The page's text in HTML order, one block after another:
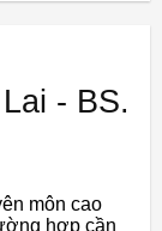
- BS.
môn cao
hợp cần